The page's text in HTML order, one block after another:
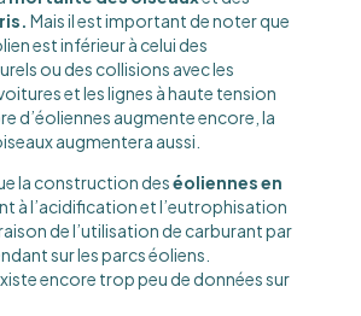
Mais il est important de noter que
est inférieur à celui des
ou des collisions avec les
et les lignes à haute tension
d’éoliennes augmente encore, la
augmentera aussi.
la construction deséoliennes en
à l’acidification et l’eutrophisation
de l’utilisation de carburant par
sur les parcs éoliens.
encore trop peu de données sur